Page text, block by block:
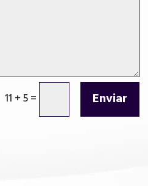
11 + 5= Enviar